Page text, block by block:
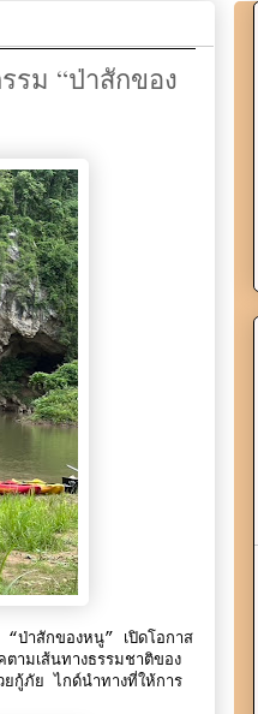
รม “ป่าสักของ
“ป่าสักของหนู” เปิดโอกาส
ามเส้นทางธรรมชาติของ
กู้ภัย ไกด์นำทางที่ให้การ